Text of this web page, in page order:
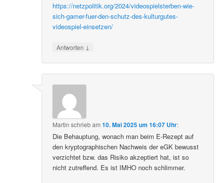
https://netzpolitik.org/2024/videospielsterben-wie-
sich-gamer-fuer-den-schutz-des-kulturgutes-
videospiel-einsetzen/
Antworten ↓
Martin schriebam10. Mai 2025 um 16:07 Uhr:
Die Behauptung, wonach man beim E-Rezept auf
den kryptographischen Nachweis der eGK bewusst
verzichtet bzw. das Risiko akzeptiert hat, ist so
nicht zutreffend. Es ist IMHO noch schlimmer.